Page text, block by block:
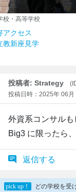
校・高等学校
アクセス
教新座見学
投稿者: Strategy
投稿日時：2025年 06月
外資系コンサル
Big3 に限ったら
返信する